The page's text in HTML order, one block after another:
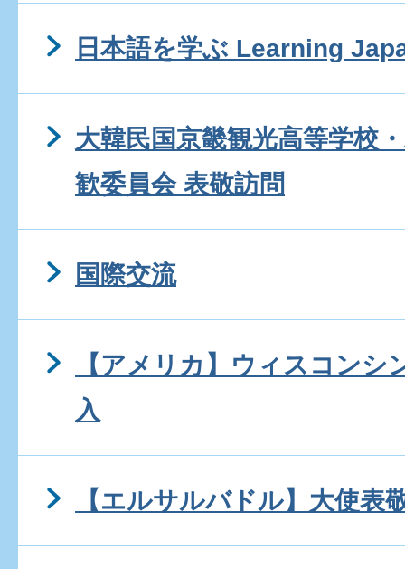
日本語を学ぶ Learning
大韓民国京畿観光高等学校
歓委員会 表敬訪問
国際交流
【アメリカ】ウィスコンシ
入
【エルサルバドル】大使表